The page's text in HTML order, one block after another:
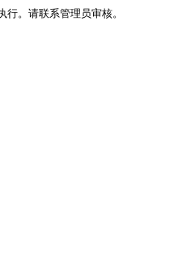
。请联系管理员审核。